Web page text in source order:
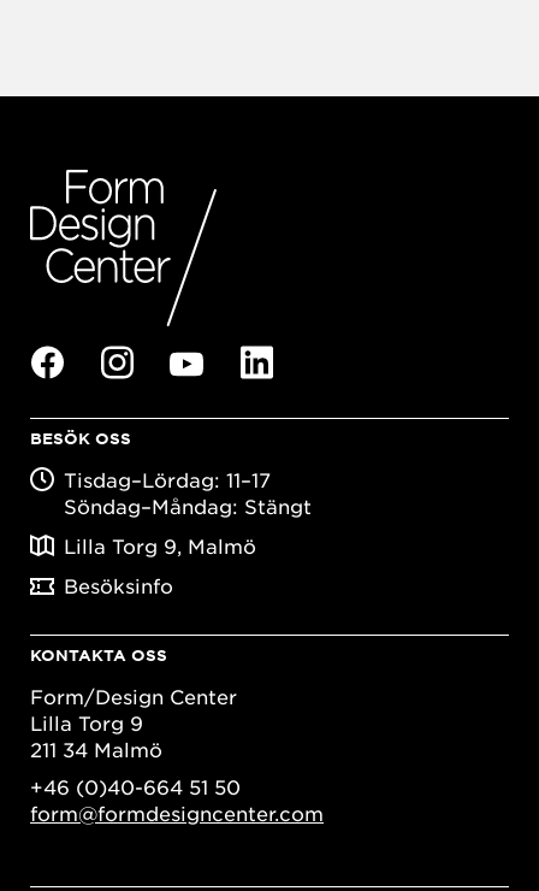
BESÖK OSS
Tisdag–Lördag: 11–17
Söndag–Måndag: Stängt
Lilla Torg 9, Malmö
Besöksinfo
KONTAKTA OSS
Form/Design Center
Lilla Torg 9
211 34 Malmö
+46 (0)40-664 51 50
form@formdesigncenter.com